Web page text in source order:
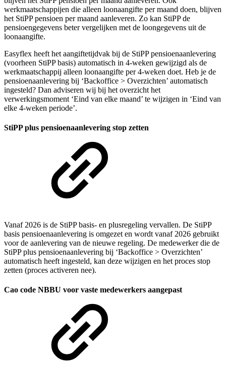
werkmaatschappijen die alleen loonaangifte per maand doen, blijven
het StiPP pensioen per maand aanleveren. Zo kan StiPP de
pensioengegevens beter vergelijken met de loongegevens uit de
loonaangifte.
Easyflex heeft het aangiftetijdvak bij de StiPP pensioenaanlevering
(voorheen StiPP basis) automatisch in 4-weken gewijzigd als de
werkmaatschappij alleen loonaangifte per 4-weken doet. Heb je de
pensioenaanlevering bij ‘Backoffice > Overzichten’ automatisch
ingesteld? Dan adviseren wij bij het overzicht het
verwerkingsmoment ‘Eind van elke maand’ te wijzigen in ‘Eind van
elke 4-weken periode’.
StiPP plus pensioenaanlevering stop zetten
Vanaf 2026 is de StiPP basis- en plusregeling vervallen. De StiPP
basis pensioenaanlevering is omgezet en wordt vanaf 2026 gebruikt
voor de aanlevering van de nieuwe regeling. De medewerker die de
StiPP plus pensioenaanlevering bij ‘Backoffice > Overzichten’
automatisch heeft ingesteld, kan deze wijzigen en het proces stop
zetten (proces activeren nee).
Cao code NBBU voor vaste medewerkers aangepast